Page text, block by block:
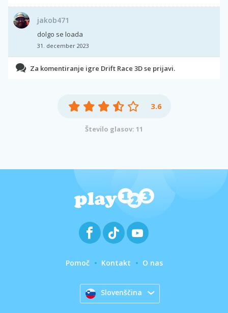
jakob471
dolgo se loada
31. december 2023
Za komentiranje igre Drift Race 3D se prijavi.
3.6
Število glasov: 11
Pomoč Kontakt O nas
Slovenščina